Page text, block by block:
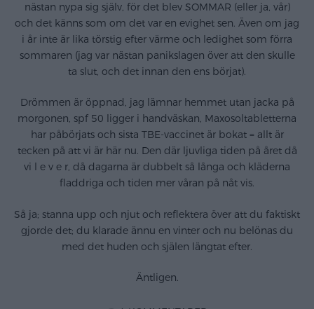
nästan nypa sig själv, för det blev SOMMAR (eller ja, vår)
och det känns som om det var en evighet sen. Även om jag
i år inte är lika törstig efter värme och ledighet som förra
sommaren (jag var nästan panikslagen över att den skulle
ta slut, och det innan den ens börjat).
Drömmen är öppnad, jag lämnar hemmet utan jacka på
morgonen, spf 50 ligger i handväskan, Maxosoltabletterna
har påbörjats och sista TBE-vaccinet är bokat = allt är
tecken på att vi är här nu. Den där ljuvliga tiden på året då
vi l e v e r, då dagarna är dubbelt så långa och kläderna
fladdriga och tiden mer våran på nåt vis.
Så ja; stanna upp och njut och reflektera över att du faktiskt
gjorde det; du klarade ännu en vinter och nu belönas du
med det huden och själen längtat efter.
Äntligen.